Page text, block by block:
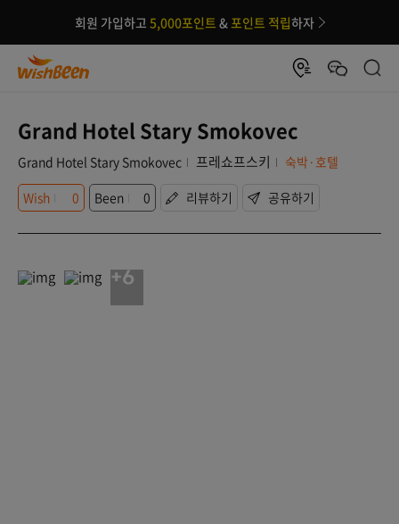
회원 가입하고 5,000포인트 &포인트 적립하자
Grand Hotel Stary Smokovec
Grand Hotel Stary Smokovec 프레쇼프스키
숙박·호텔
Wish
0 Been 0 리뷰하기 공유하기
+6